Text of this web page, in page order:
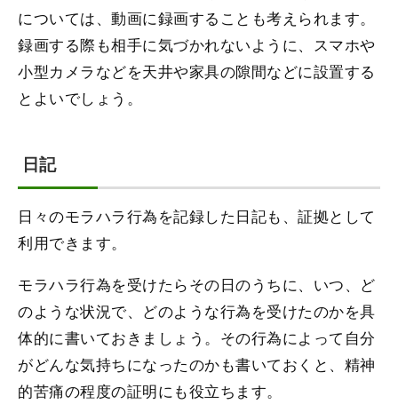
については、動画に録画することも考えられます。
録画する際も相手に気づかれないように、スマホや
小型カメラなどを天井や家具の隙間などに設置する
とよいでしょう。
日記
日々のモラハラ行為を記録した日記も、証拠として
利用できます。
モラハラ行為を受けたらその日のうちに、いつ、ど
のような状況で、どのような行為を受けたのかを具
体的に書いておきましょう。その行為によって自分
がどんな気持ちになったのかも書いておくと、精神
的苦痛の程度の証明にも役立ちます。